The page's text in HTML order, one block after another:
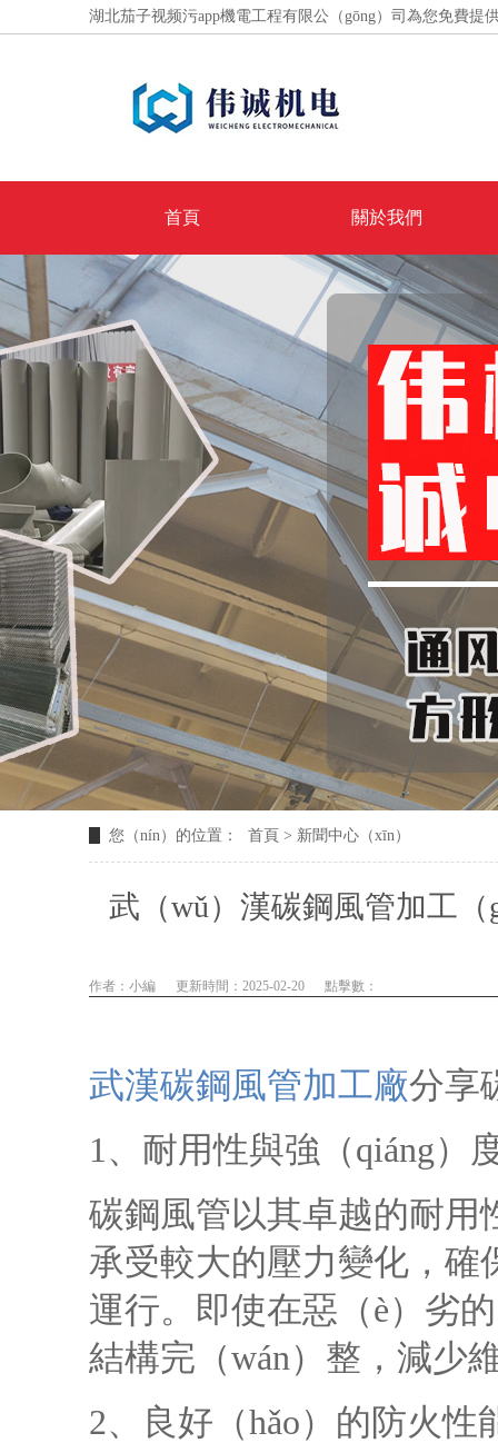
湖北茄子视频污app機電工程有限公（gōng）司為您免費提
首頁 關於我們
您（nín）的位置： 首頁 > 新聞中心（xīn）
武（wǔ）漢碳鋼風管加工
作者：小編 更新時間：2025-02-20 點擊數：
武漢碳鋼風管加工廠分享
1、耐用性與強（qiáng）
碳鋼風管以其卓越的耐用
承受較大的壓力變化，確
運行。即使在惡（è）劣
結構完（wán）整，減少
2、良好（hǎo）的防火性